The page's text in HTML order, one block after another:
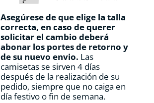
Asegúrese de que elige la talla
correcta, en caso de querer
solicitar el cambio deberá
abonar los portes de retorno y
de su nuevo envio. Las
camisetas se sirven 4 días
después de la realización de su
pedido, siempre que no caiga en
día festivo o fin de semana.